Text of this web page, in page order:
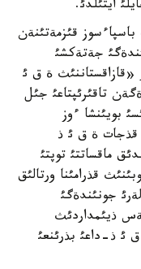
قئزمةتئنةن
جةتةكشئ
«قازاقستاننئث ة ق ئ
تاقئرئپتاعئ جئل
بويئنشا ءوز
قذجات ة ق ئ ذ
ماقساتتئ توپتئ
قذرامئنا ورتالئق
جونئندةگئ
ذيئمداردئث
ذ-داعئ بذرئنعئ